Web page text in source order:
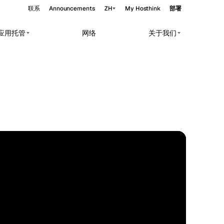
联系 Announcements ZH My Hosthink 部署
用托管 网络 关于我们